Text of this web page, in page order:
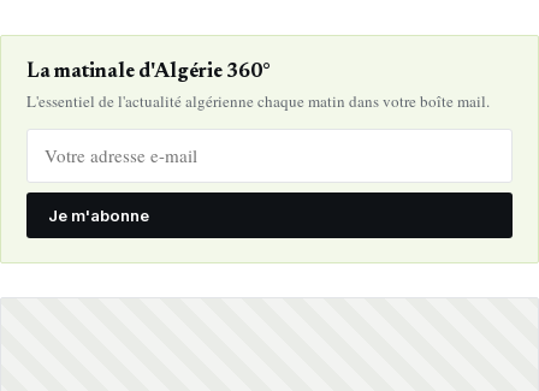
La matinale d'Algérie 360°
L'essentiel de l'actualité algérienne chaque matin dans votre boîte mail.
Je m'abonne